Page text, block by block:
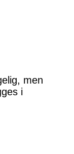
men
i